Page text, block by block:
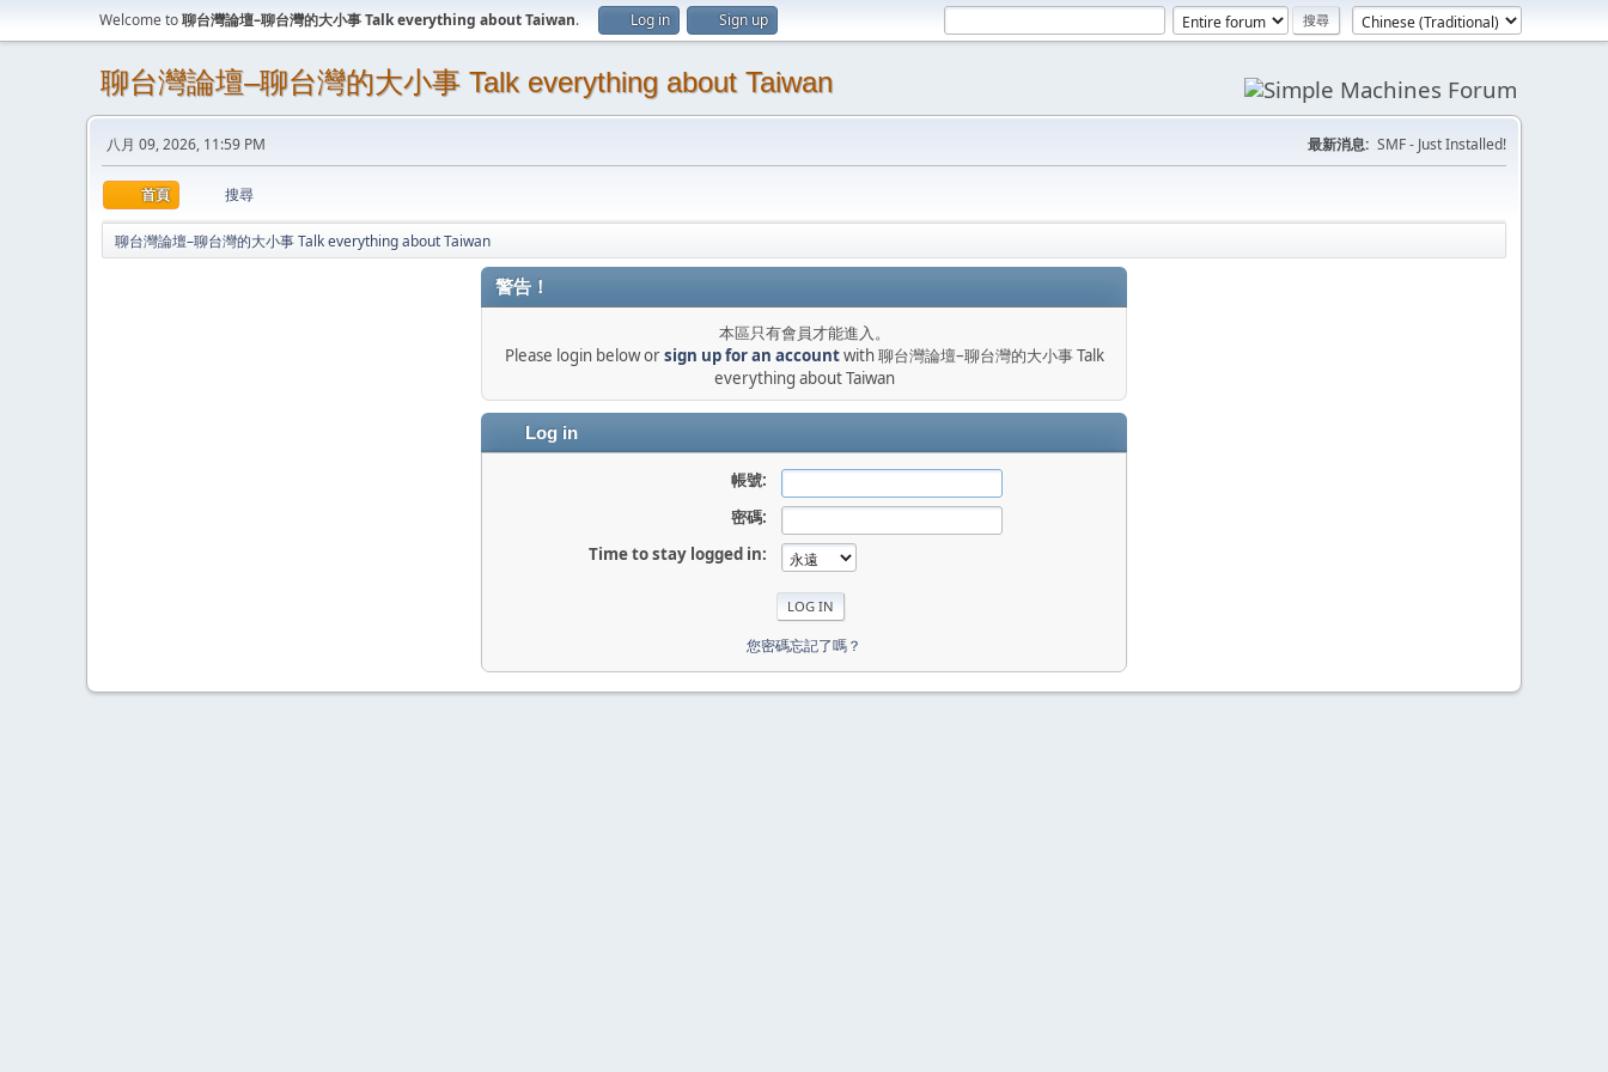
Welcome to聊台灣論壇–聊台灣的大小事 Talk everything about Taiwan. Log in Sign up
聊台灣論壇–聊台灣的大小事 Talk everything about Taiwan
八月 09, 2026, 11:59 PM 最新消息: SMF - Just Installed!
首頁 搜尋
聊台灣論壇–聊台灣的大小事 Talk everything about Taiwan
警告！
本區只有會員才能進入。
Please login below orsign up for an accountwith 聊台灣論壇–聊台灣的大小事 Talk
everything about Taiwan
Log in
帳號:
密碼:
Time to stay logged in:
您密碼忘記了嗎？